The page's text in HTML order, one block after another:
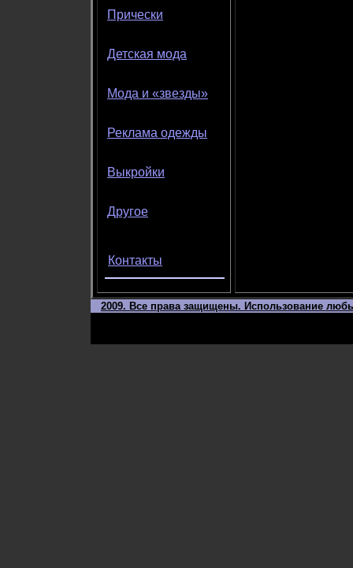
Прически
Детская мода
Мода и «звезды»
Реклама одежды
Выкройки
Другое
Контакты
2009. Все права защищены. Использование